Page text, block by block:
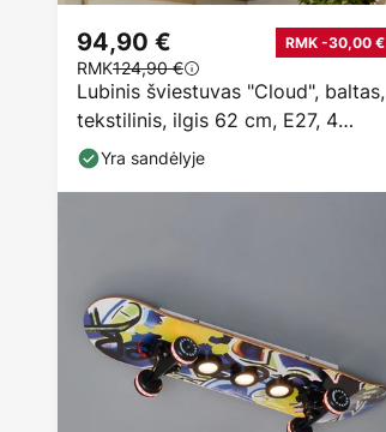
Lubinis šviestuvas "Cloud", baltas,
tekstilinis, ilgis 62 cm, E27, 4
lemputės.
94,90 € RMK -30,00 €
RMK124,90 €
Yra sandėlyje